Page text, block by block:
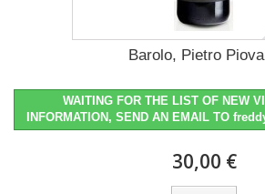
Barolo, Pietro
WAITING FOR THE LIST OF NEW
INFORMATION, SEND AN EMAIL TO
30,00 €